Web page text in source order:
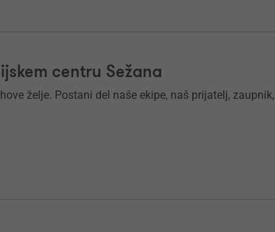
centru Sežana
želje. Postani del naše ekipe, naš prijatelj, zaupnik,